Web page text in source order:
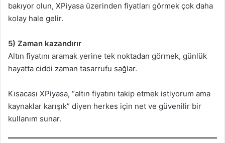
bakıyor olun, XPiyasa üzerinden fiyatları görmek çok daha
kolay hale gelir.
5) Zaman kazandırır
Altın fiyatını aramak yerine tek noktadan görmek, günlük
hayatta ciddi zaman tasarrufu sağlar.
Kısacası XPiyasa, “altın fiyatını takip etmek istiyorum ama
kaynaklar karışık” diyen herkes için net ve güvenilir bir
kullanım sunar.